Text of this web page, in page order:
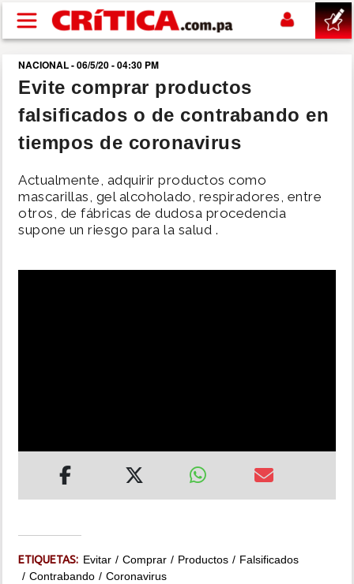
Pasar al contenido principal
buscar
SUCESOS
POLÍTICA
IMPRESO
NACIONAL - 06/5/20 - 04:30 PM
Evite comprar productos
falsificados o de contrabando en
tiempos de coronavirus
Actualmente, adquirir productos como
mascarillas, gel alcoholado, respiradores, entre
otros, de fábricas de dudosa procedencia
supone un riesgo para la salud .
ETIQUETAS: Evitar Comprar Productos
Falsificados
Contrabando
Coronavirus